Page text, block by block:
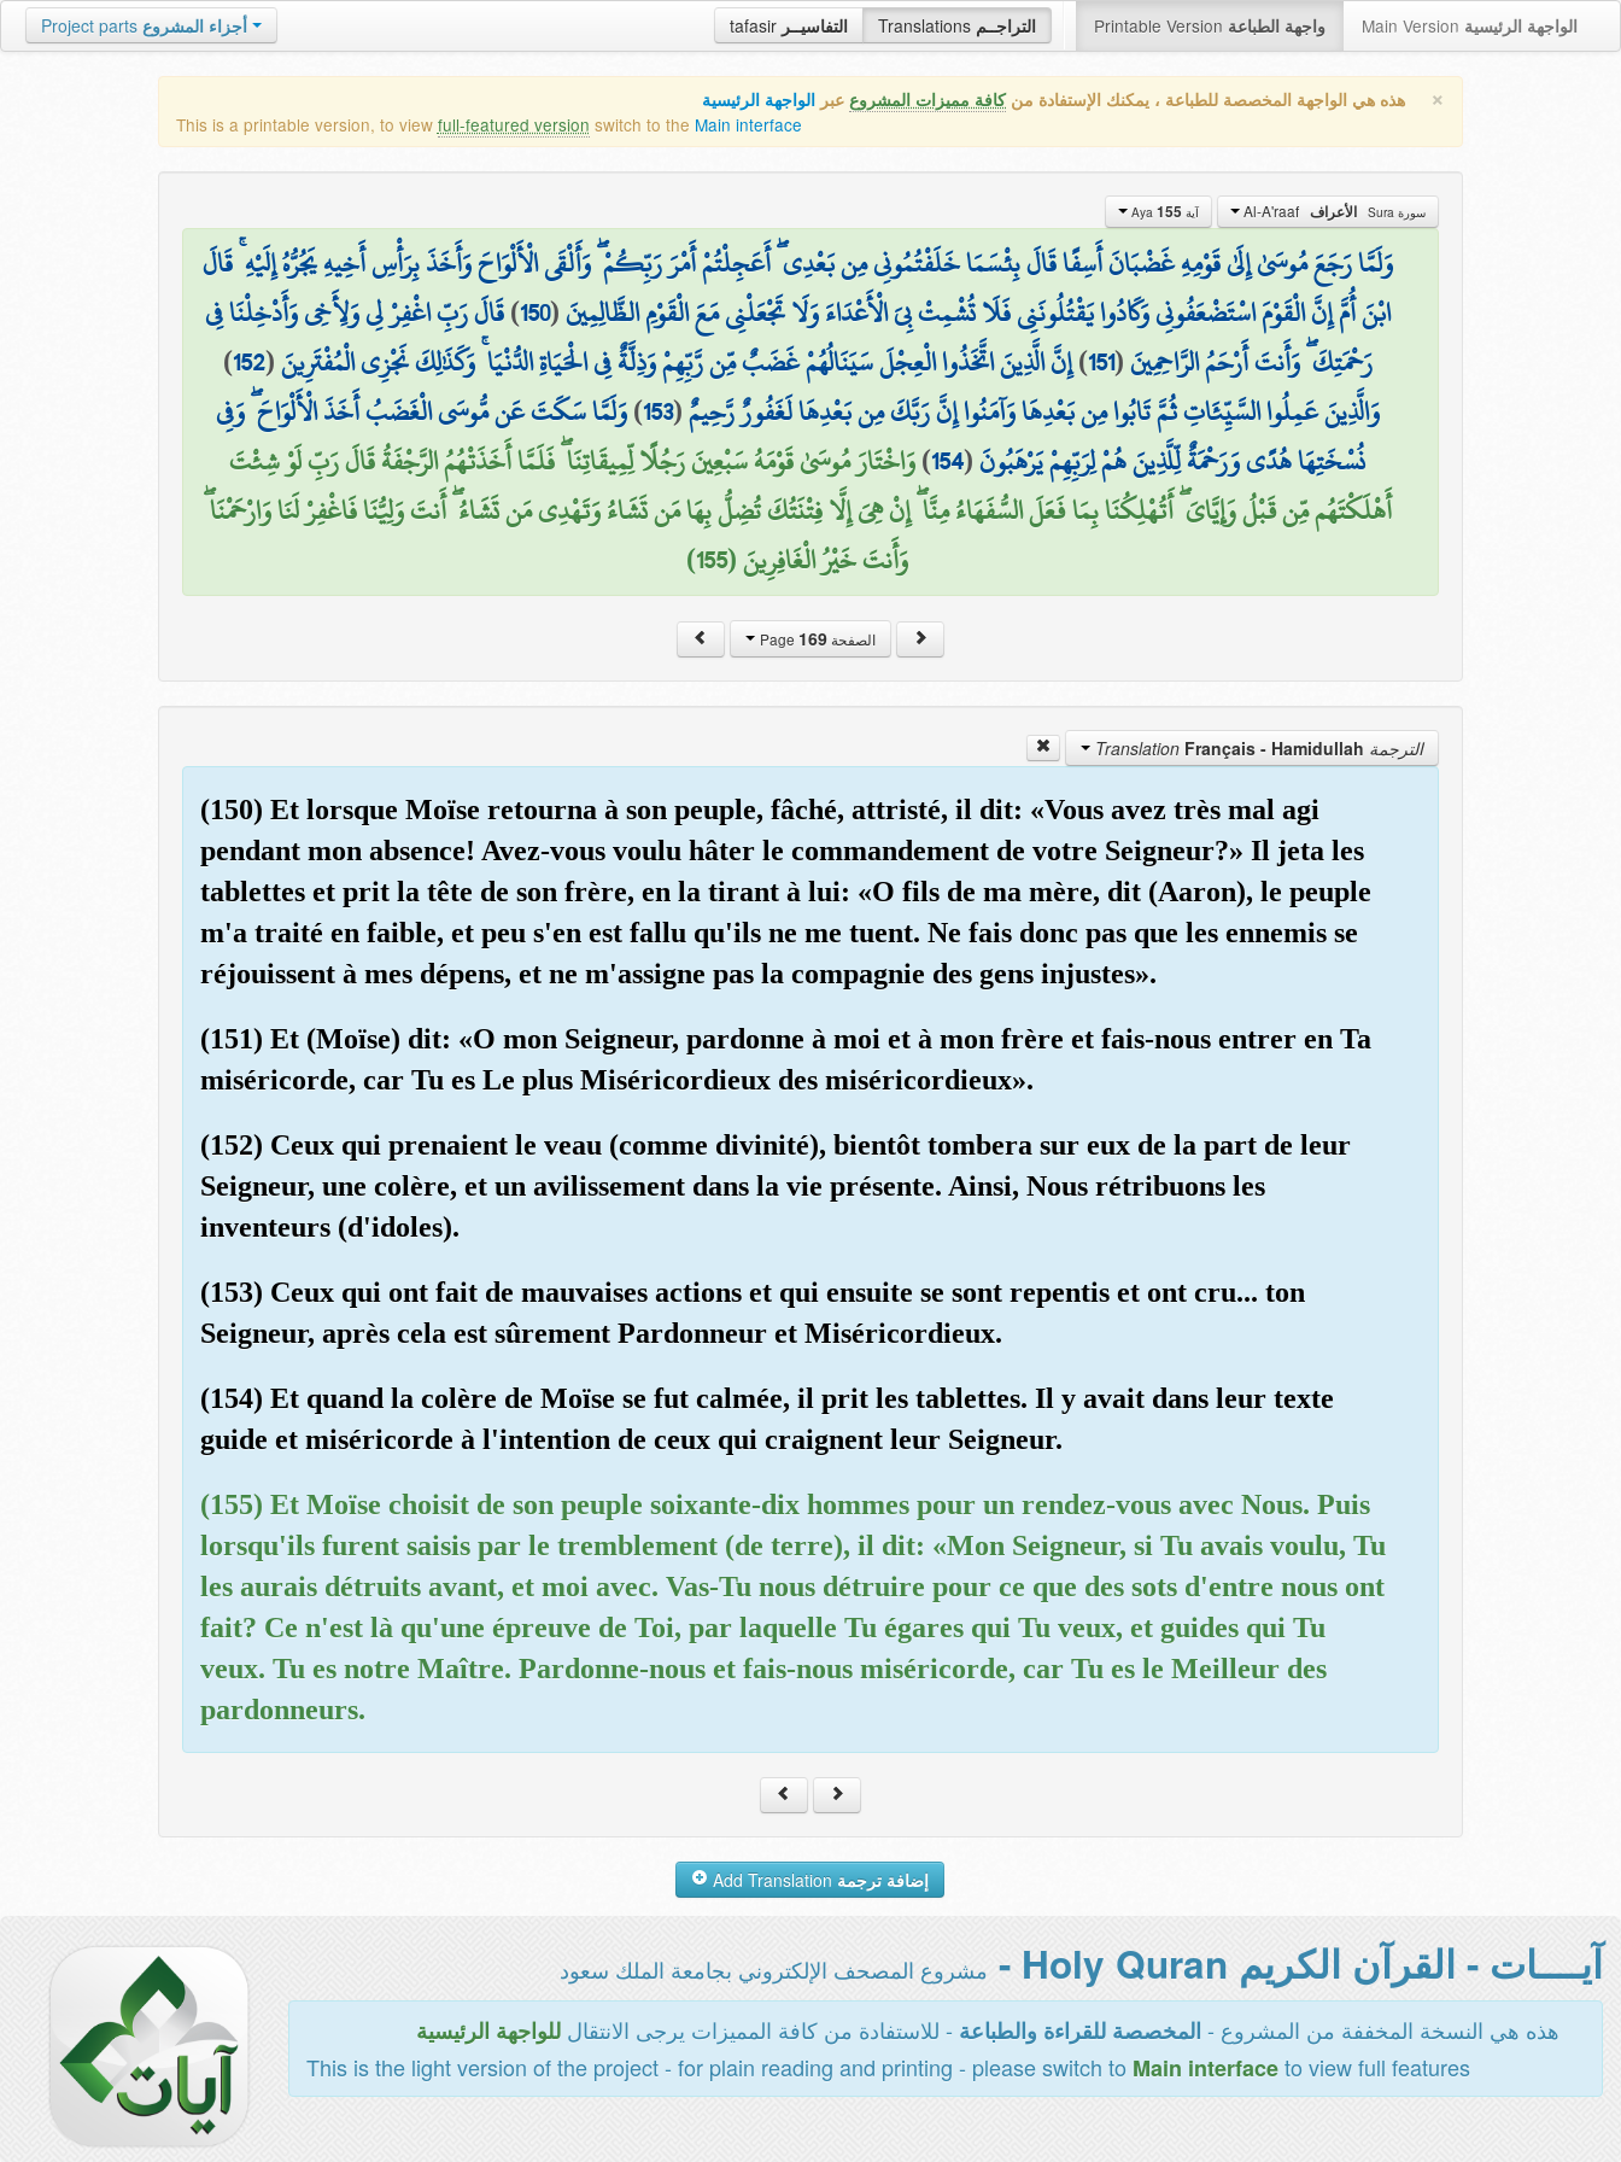
tafasir التفاسيــر Translations التراجــم Printable Version واجهة الطباعة Main Version الواجهة الرئيسية Project parts أجزاء المشروع
× هذه هي الواجهة المخصصة للطباعة ، يمكنك الإستفادة منكافة مميزات المشروع عبر الواجهة الرئيسية
This is a printable version, to view full-featured version switch to the Main interface
سورة Sura الأعراف آية Aya 155
وَلَمَّا رَجَعَ مُوسَىٰ إِلَىٰ قَوْمِهِ غَضْبَانَ أَسِفًا قَالَ بِئْسَمَا خَلَفْتُمُونِي مِن بَعْدِي ۖ أَعَجِلْتُمْ أَمْرَ رَبِّكُمْ ۖ وَأَلْقَى الْأَلْوَاحَ وَأَخَذَ بِرَأْسِ أَخِيهِ يَجُرُّهُ إِلَيْهِ ۚ قَالَ
ابْنَ أُمَّ إِنَّ الْقَوْمَ اسْتَضْعَفُونِي وَكَادُوا يَقْتُلُونَنِي فَلَا تُشْمِتْ بِيَ الْأَعْدَاءَ وَلَا تَجْعَلْنِي مَعَ الْقَوْمِ الظَّالِمِينَ(
150
)قَالَ رَبِّ اغْفِرْ لِي وَلِأَخِي وَأَدْخِلْنَا فِي
رَحْمَتِكَ ۖ وَأَنتَ أَرْحَمُ الرَّاحِمِينَ(
151
)إِنَّ الَّذِينَ اتَّخَذُوا الْعِجْلَ سَيَنَالُهُمْ غَضَبٌ مِّن رَّبِّهِمْ وَذِلَّةٌ فِي الْحَيَاةِ الدُّنْيَا ۚ وَكَذَٰلِكَ نَجْزِي الْمُفْتَرِينَ(
152
)
وَالَّذِينَ عَمِلُوا السَّيِّئَاتِ ثُمَّ تَابُوا مِن بَعْدِهَا وَآمَنُوا إِنَّ رَبَّكَ مِن بَعْدِهَا لَغَفُورٌ رَّحِيمٌ(
153
)وَلَمَّا سَكَتَ عَن مُّوسَى الْغَضَبُ أَخَذَ الْأَلْوَاحَ ۖ وَفِي
نُسْخَتِهَا هُدًى وَرَحْمَةٌ لِّلَّذِينَ هُمْ لِرَبِّهِمْ يَرْهَبُونَ(
154
)وَاخْتَارَ مُوسَىٰ قَوْمَهُ سَبْعِينَ رَجُلًا لِّمِيقَاتِنَا ۖ فَلَمَّا أَخَذَتْهُمُ الرَّجْفَةُ قَالَ رَبِّ لَوْ شِئْتَ
أَهْلَكْتَهُم مِّن قَبْلُ وَإِيَّايَ ۖ أَتُهْلِكُنَا بِمَا فَعَلَ السُّفَهَاءُ مِنَّا ۖ إِنْ هِيَ إِلَّا فِتْنَتُكَ تُضِلُّ بِهَا مَن تَشَاءُ وَتَهْدِي مَن تَشَاءُ ۖ أَنتَ وَلِيُّنَا فَاغْفِرْ لَنَا وَارْحَمْنَا ۖ
وَأَنتَ خَيْرُ الْغَافِرِينَ (155)
الصفحة Page169
الترجمة Translation Français - Hamidullah
(150) Et lorsque Moïse retourna à son peuple, fâché, attristé, il dit: «Vous avez très mal agi
pendant mon absence! Avez-vous voulu hâter le commandement de votre Seigneur?» Il jeta les
tablettes et prit la tête de son frère, en la tirant à lui: «O fils de ma mère, dit (Aaron), le peuple
m'a traité en faible, et peu s'en est fallu qu'ils ne me tuent. Ne fais donc pas que les ennemis se
réjouissent à mes dépens, et ne m'assigne pas la compagnie des gens injustes».
(151) Et (Moïse) dit: «O mon Seigneur, pardonne à moi et à mon frère et fais-nous entrer en Ta
miséricorde, car Tu es Le plus Miséricordieux des miséricordieux».
(152) Ceux qui prenaient le veau (comme divinité), bientôt tombera sur eux de la part de leur
Seigneur, une colère, et un avilissement dans la vie présente. Ainsi, Nous rétribuons les
inventeurs (d'idoles).
(153) Ceux qui ont fait de mauvaises actions et qui ensuite se sont repentis et ont cru... ton
Seigneur, après cela est sûrement Pardonneur et Miséricordieux.
(154) Et quand la colère de Moïse se fut calmée, il prit les tablettes. Il y avait dans leur texte
guide et miséricorde à l'intention de ceux qui craignent leur Seigneur.
(155) Et Moïse choisit de son peuple soixante-dix hommes pour un rendez-vous avec Nous. Puis
lorsqu'ils furent saisis par le tremblement (de terre), il dit: «Mon Seigneur, si Tu avais voulu, Tu
les aurais détruits avant, et moi avec. Vas-Tu nous détruire pour ce que des sots d'entre nous ont
fait? Ce n'est là qu'une épreuve de Toi, par laquelle Tu égares qui Tu veux, et guides qui Tu
veux. Tu es notre Maître. Pardonne-nous et fais-nous miséricorde, car Tu es le Meilleur des
pardonneurs.
إضافة ترجمة
آيــــات - القرآن الكريم Holy Quran - مشروع المصحف الإلكتروني بجامعة الملك سعود
هذه هي النسخة المخففة من المشروع - المخصصة للقراءة والطباعة - للاستفادة من كافة المميزات يرجى الانتقالللواجهة الرئيسية
This is the light version of the project - for plain reading and printing - please switch to Main interfaceto view full features